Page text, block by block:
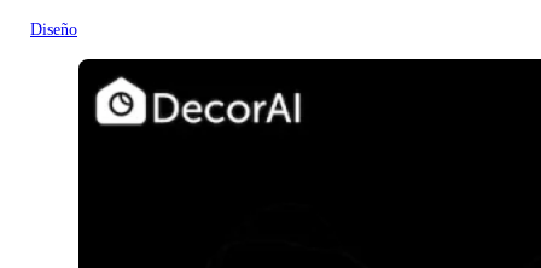
Diseño